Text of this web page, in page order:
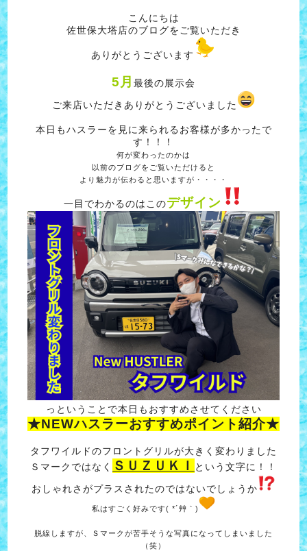
こんにちは
佐世保大塔店のブログをご覧いただき
ありがとうございます
5月 最後の展示会
ご来店いただきありがとうございました
本日もハスラーを見に来られるお客様が多かったで
す！！！
何が変わったのかは
以前のブログをご覧いただけると
より魅力が伝わると思いますが・・・・
一目でわかるのはこのデザイン
っということで本日もおすすめさせてください
★NEWハスラーおすすめポイント紹介★
タフワイルドのフロントグリルが大きく変わりました
Ｓマークではなく
ＳＵＺＵＫＩ
という文字に！！
おしゃれさがプラスされたのではないでしょうか
私はすごく好みです( *´艸｀)
脱線しますが、Ｓマークが苦手そうな写真になってしまいました
（笑）